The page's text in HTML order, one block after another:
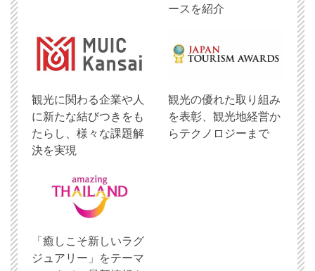
ースを紹介
観光に関わる企業や人
に新たな結びつきをも
たらし、様々な課題解
決を実現
観光の優れた取り組み
を表彰、観光地経営か
らテクノロジーまで
「癒しこそ新しいラグ
ジュアリー」をテーマ